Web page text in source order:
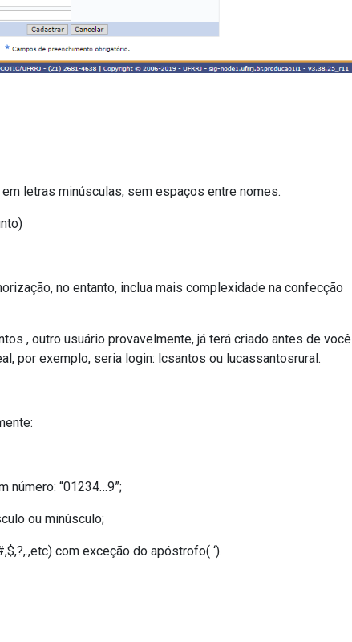
letras minúsculas, sem espaços entre nomes.
no entanto, inclua mais complexidade na confecção
, outro usuário provavelmente, já terá criado antes de você
por exemplo, seria login: lcsantos ou lucassantosrural.
número: “01234…9”;
ou minúsculo;
com exceção do apóstrofo( ‘).